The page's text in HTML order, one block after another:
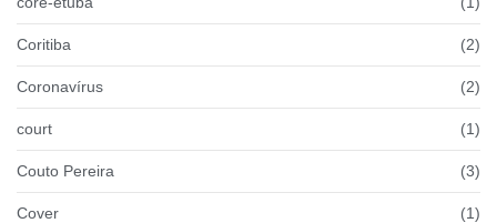
Coritiba (2)
Coronavírus (2)
court (1)
Couto Pereira (3)
Cover (1)